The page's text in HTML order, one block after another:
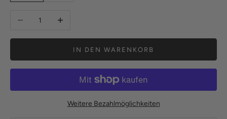
Anzahl verringernAnzahl erhöhen
IN DEN WARENKORB
Weitere Bezahlmöglichkeiten